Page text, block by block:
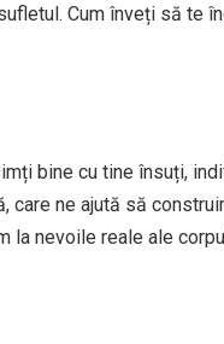
Cum înveți să te
bine cu tine însuți,
care ne ajută să
la nevoile reale ale